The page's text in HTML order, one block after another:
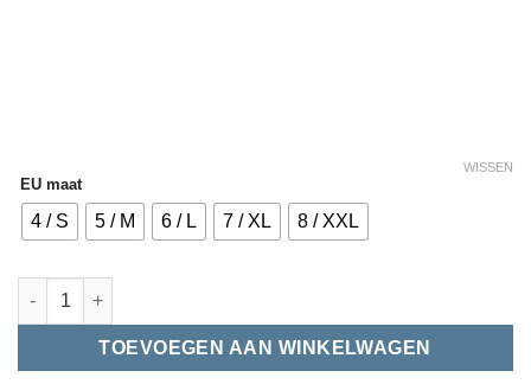
EU maat
4 / S 5 / M 6 / L 7 / XL 8 / XXL
WISSEN
Schiesser Essentials | Boxer | 3-pack | Zwart aantal
TOEVOEGEN AAN WINKELWAGEN